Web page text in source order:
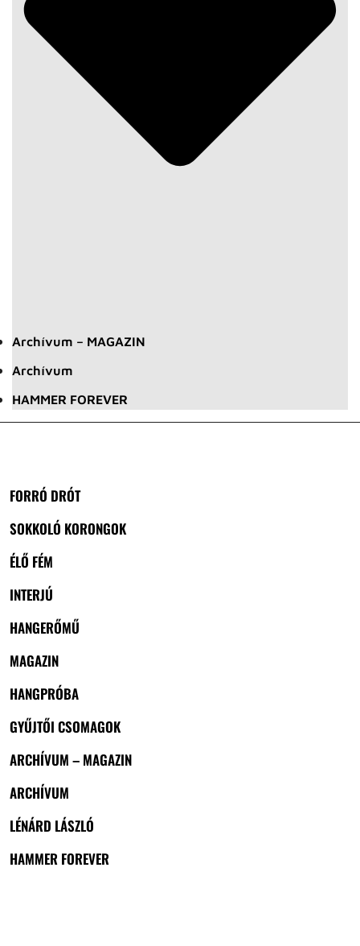
Archívum – MAGAZIN
Archívum
HAMMER FOREVER
FORRÓ DRÓT
SOKKOLÓ KORONGOK
ÉLŐ FÉM
INTERJÚ
HANGERŐMŰ
MAGAZIN
HANGPRÓBA
GYŰJTŐI CSOMAGOK
ARCHÍVUM – MAGAZIN
ARCHÍVUM
LÉNÁRD LÁSZLÓ
HAMMER FOREVER